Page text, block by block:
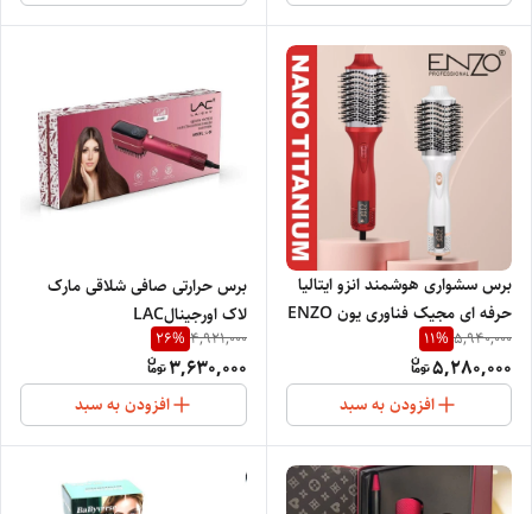
برس سشواری هوشمند انزو ایتالیا
حرفه ای مجیک فناوری یون ENZO
magic Al3in1
5,940,000
11%
5,280,000
افزودن به سبد
برس حرارتی صافی شلاقی مارک
لاک اورجینالLAC
PROFESSIONAL SALON 52
4,921,000
26%
3,630,000
افزودن به سبد